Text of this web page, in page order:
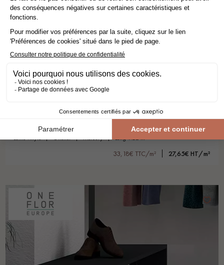
BAVARIAN OAK HONEY XL
lame vinyle oneflor mercury long 1.22 m
33,18€ TTC/m² 27,65€ HT/m²